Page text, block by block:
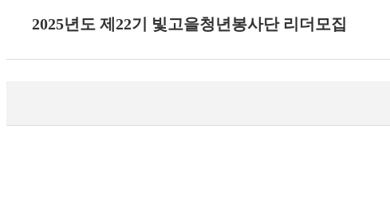
2025년도 제22기 빛고을청년봉사단 리더모집